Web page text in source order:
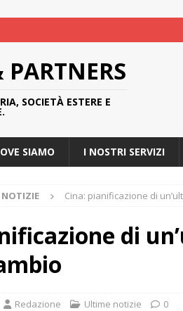
PARTNERS
SOCIETÀ ESTERE E
SIAMO I NOSTRI SERVIZI
Cina: pianificazione di
di
Redazione Ultime notizie 0